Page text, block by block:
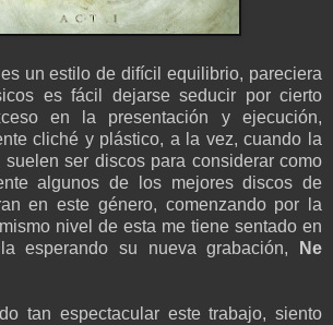
un estilo de difícil equilibrio, pareciera
es fácil dejarse seducir por cierto
en la presentación y ejecución,
cliché y plástico, a la vez, cuando la
suelen ser discos para considerar como
algunos de los mejores discos de
en este género, comenzando por la
nivel de esta me tiene sentado en
esperando su nueva grabación,
Ne
tan espectacular este trabajo, siento